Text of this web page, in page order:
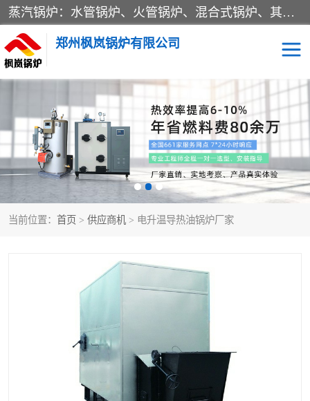
蒸汽锅炉：水管锅炉、火管锅炉、混合式锅炉、其他蒸汽锅炉； 热水锅炉：家用型集中供暖用热水锅炉、其他热水锅炉； 有机热载体锅炉； 船用蒸汽锅炉； （锅炉用辅助设备及装置）蒸汽冷凝器：表面冷凝器、混合式冷凝器、空冷式冷凝器、其他蒸汽冷凝器； 锅炉用辅助设备：节热器、蒸汽收集器、蓄能器、烟垢清除器、气体回收器、泥渣刮除器、空气预热器、其他锅炉用辅助设备；
郑州枫岚锅炉有限公司
当前位置： 首页 > 供应商机 > 电升温导热油锅炉厂家